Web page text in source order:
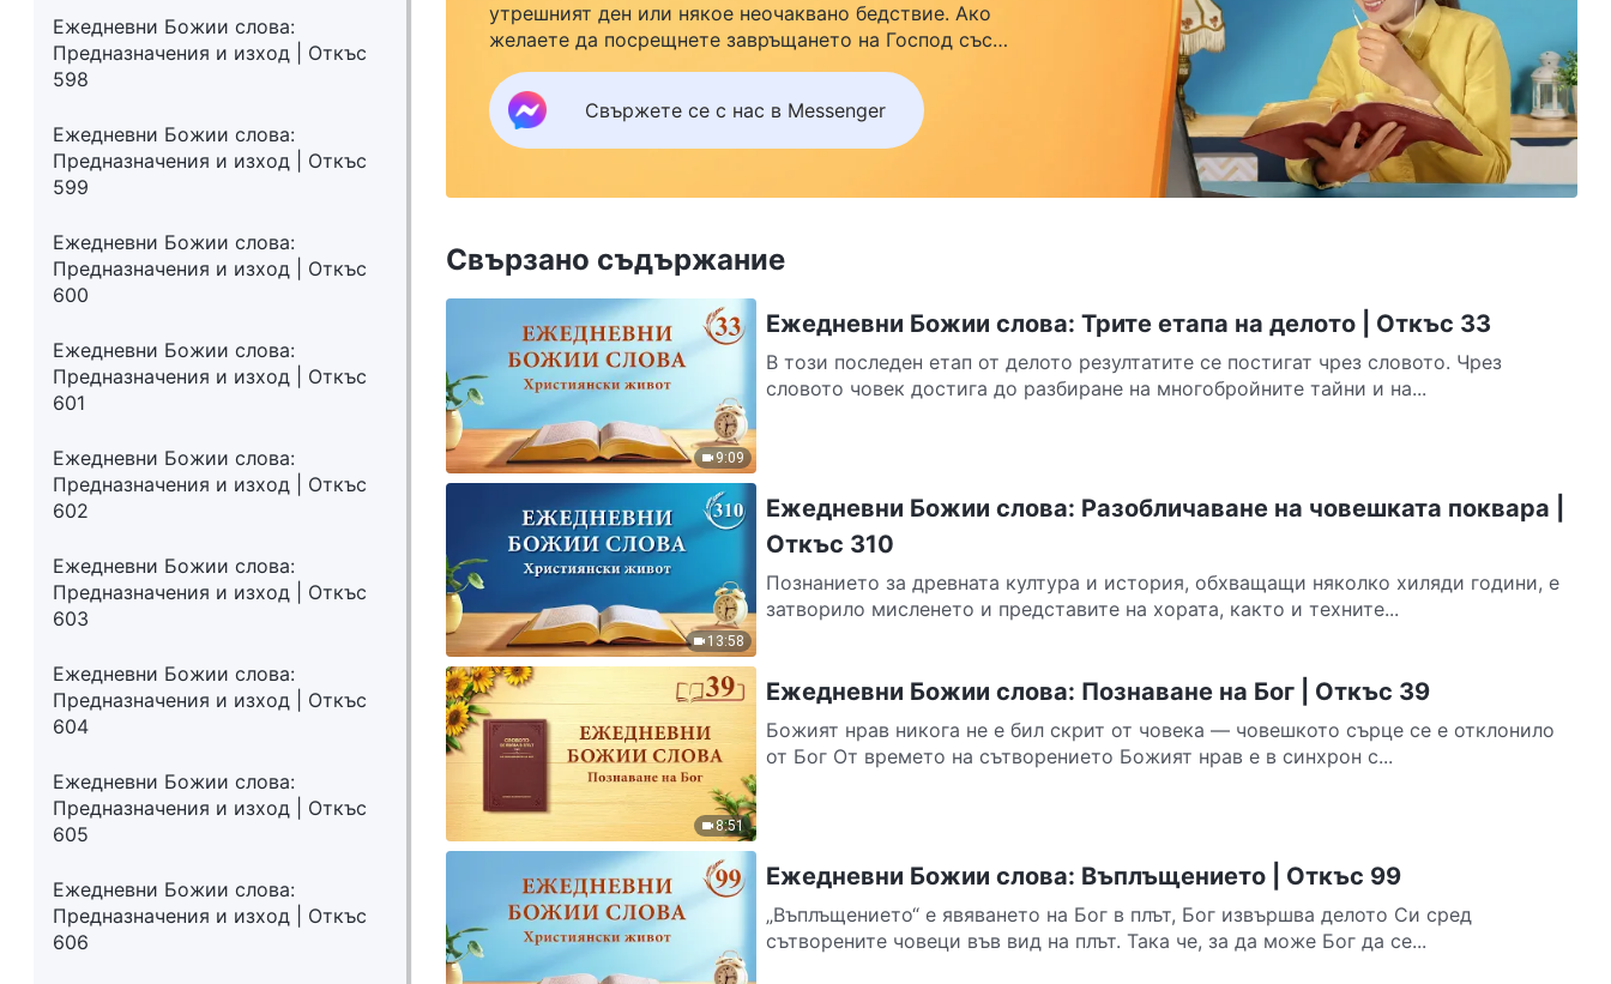
Ежедневни Божии слова:
Предназначения и изход | Откъс
598
Ежедневни Божии слова:
Предназначения и изход | Откъс
599
Ежедневни Божии слова:
Предназначения и изход | Откъс
600
Ежедневни Божии слова:
Предназначения и изход | Откъс
601
Ежедневни Божии слова:
Предназначения и изход | Откъс
602
Ежедневни Божии слова:
Предназначения и изход | Откъс
603
Ежедневни Божии слова:
Предназначения и изход | Откъс
604
Ежедневни Божии слова:
Предназначения и изход | Откъс
605
Ежедневни Божии слова:
Предназначения и изход | Откъс
606
утрешният ден или някое неочаквано бедствие. Ако
желаете да посрещнете завръщането на Господ със
семейството си и да намерите безопасност под Божията
закрила, кликнете върху Messenger, за да се присъедините
към нашата група за изучаване. Не чакайте до утре.
Свържете се с нас в Messenger
Свързано съдържание
9:09
Ежедневни Божии слова: Трите етапа на делото | Откъс 33
В този последен етап от делото резултатите се постигат чрез словото. Чрез
словото човек достига до разбиране на многобройните тайни и на...
13:58
Ежедневни Божии слова: Разобличаване на човешката поквара |
Откъс 310
Познанието за древната култура и история, обхващащи няколко хиляди години, е
затворило мисленето и представите на хората, както и техните...
8:51
Ежедневни Божии слова: Познаване на Бог | Откъс 39
Божият нрав никога не е бил скрит от човека — човешкото сърце се е отклонило
от Бог От времето на сътворението Божият нрав е в синхрон с...
Ежедневни Божии слова: Въплъщението | Откъс 99
„Въплъщението“ е явяването на Бог в плът, Бог извършва делото Си сред
сътворените човеци във вид на плът. Така че, за да може Бог да се...